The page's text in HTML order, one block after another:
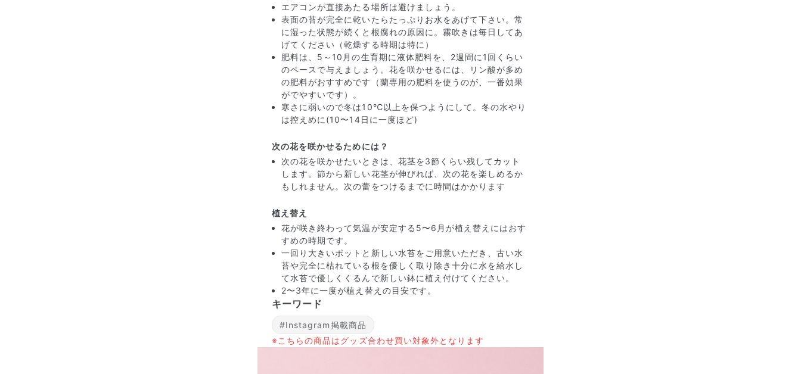
写真と同じものが届く？
影したものです。お花は生き物なので、どうしても色味やサイ
ズ・咲き方に個体差はありますが、できるだけ写真のイメージ
に近いものをお届けできるように人の目でチェックをしていま
す。
エアコンが直接あたる場所は避けましょう。
表面の苔が完全に乾いたらたっぷりお水をあげて下さい。常
に湿った状態が続くと根腐れの原因に。霧吹きは毎日してあ
げてください（乾燥する時期は特に）
肥料は、5～10月の生育期に液体肥料を、2週間に1回くらい
のペースで与えましょう。花を咲かせるには、リン酸が多め
の肥料がおすすめです（蘭専用の肥料を使うのが、一番効果
がでやすいです）。
寒さに弱いので冬は10℃以上を保つようにして。冬の水やり
は控えめに(10〜14日に一度ほど)
次の花を咲かせるためには？
次の花を咲かせたいときは、花茎を3節くらい残してカット
します。節から新しい花茎が伸びれば、次の花を楽しめるか
もしれません。次の蕾をつけるまでに時間はかかります
植え替え
花が咲き終わって気温が安定する5〜6月が植え替えにはおす
すめの時期です。
一回り大きいポットと新しい水苔をご用意いただき、古い水
苔や完全に枯れている根を優しく取り除き十分に水を給水し
て水苔で優しくくるんで新しい鉢に植え付けてください。
2〜3年に一度が植え替えの目安です。
キーワード
#Instagram掲載商品
※こちらの商品はグッズ合わせ買い対象外となります